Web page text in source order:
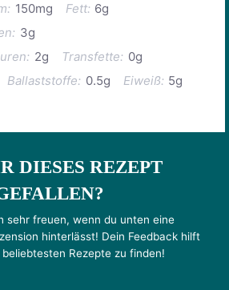
150mg Fett: 6g
3g
2g Transfette: 0g
Ballaststoffe: 0.5g Eiweiß: 5g
DIESES REZEPT
sehr freuen, wenn du unten eine
hinterlässt! Dein Feedback hilft
Rezepte zu finden!